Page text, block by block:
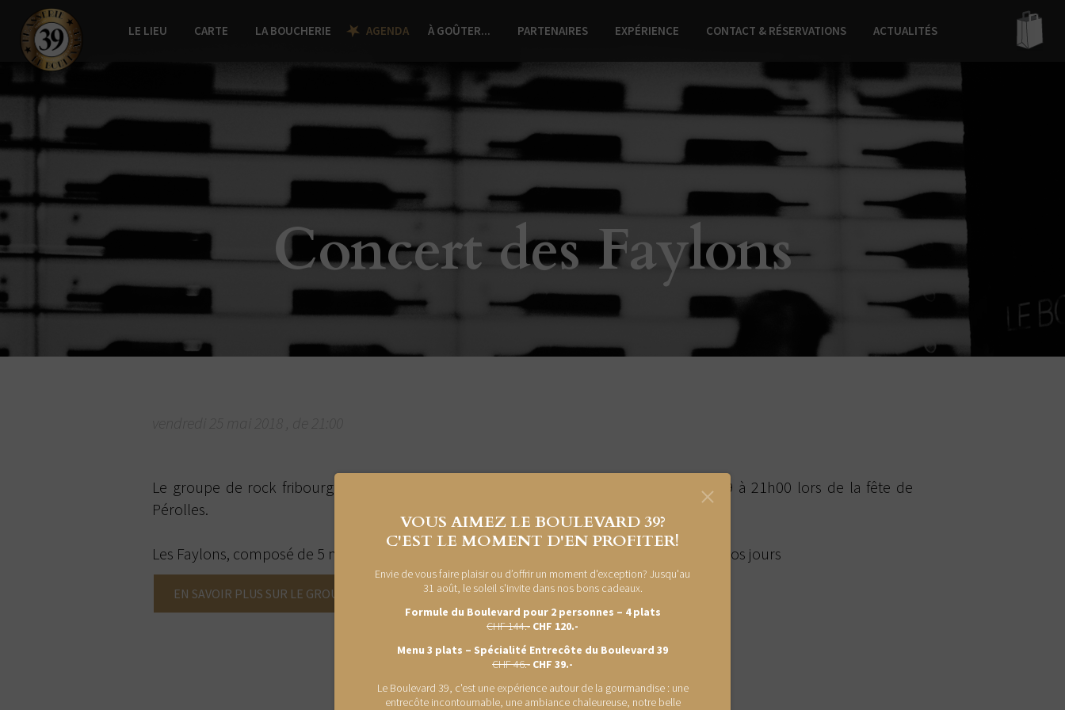
VOUS AIMEZ LE BOULEVARD 39?
C'EST LE MOMENT D'EN PROFITER!
Envie de vous faire plaisir ou d’offrir un moment d'exception? Jusqu'au
31 août, le soleil s'invite dans nos bons cadeaux.
Formule du Boulevard pour 2 personnes – 4 plats
CHF 144.- CHF 120.-
Menu 3 plats – Spécialité Entrecôte du Boulevard 39
CHF 46.- CHF 39.-
Le Boulevard 39, c'est une expérience autour de la gourmandise : une
entrecôte incontournable, une ambiance chaleureuse, notre belle
LE LIEU CARTE LA BOUCHERIE AGENDA À GOÛTER... PARTENAIRES EXPÉRIENCE CONTACT & RÉSERVATIONS ACTUALITÉS
Concert des Faylons
Le groupe de rock fribourgeois les Faylons jouera devant la Brasserie Le Boulevard 39 à 21h00 lors de la fête de
Pérolles.
Les Faylons, composé de 5 membres, font des reprises des musiques des années 1960 à nos jours
EN SAVOIR PLUS SUR LE GROUPE